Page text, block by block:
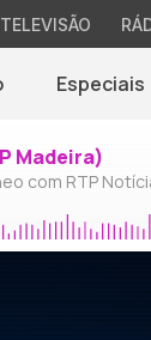
TELEVISÃO
Especiais
Madeira)
com RTP